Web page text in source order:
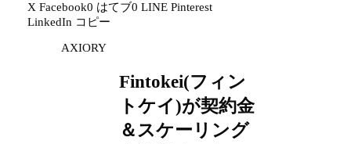
X Facebook0 はてブ0 LINE Pinterest
LinkedIn コピー
AXIORY
Fintokei(フィン
トケイ)が契約金
＆スケーリング